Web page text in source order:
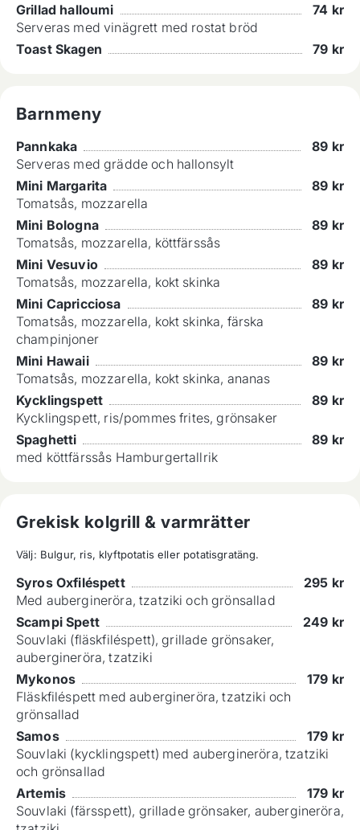
Grillad halloumi
74 kr
Serveras med vinägrett med rostat bröd
Toast Skagen
79 kr
Barnmeny
Pannkaka 89 kr
Serveras med grädde och hallonsylt
Mini Margarita
89 kr
Tomatsås, mozzarella
Mini Bologna
89 kr
Tomatsås, mozzarella, köttfärssås
Mini Vesuvio
89 kr
Tomatsås, mozzarella, kokt skinka
Mini Capricciosa
89 kr
Tomatsås, mozzarella, kokt skinka, färska
champinjoner
Mini Hawaii
89 kr
Tomatsås, mozzarella, kokt skinka, ananas
Kycklingspett
89 kr
Kycklingspett, ris/pommes frites, grönsaker
Spaghetti
89 kr
med köttfärssås Hamburgertallrik
Grekisk kolgrill & varmrätter
Välj: Bulgur, ris, klyftpotatis eller potatisgratäng.
Syros Oxfiléspett 295 kr
Med aubergineröra, tzatziki och grönsallad
Scampi Spett
249 kr
Souvlaki (fläskfiléspett), grillade grönsaker,
aubergineröra, tzatziki
Mykonos
179 kr
Fläskfiléspett med aubergineröra, tzatziki och
grönsallad
Samos
179 kr
Souvlaki (kycklingspett) med aubergineröra, tzatziki
och grönsallad
Artemis
179 kr
Souvlaki (färsspett), grillade grönsaker, aubergineröra,